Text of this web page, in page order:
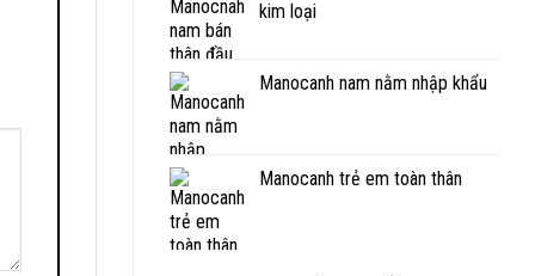
kim loại
Manocanh nam nằm nhập khẩu
Manocanh trẻ em toàn thân